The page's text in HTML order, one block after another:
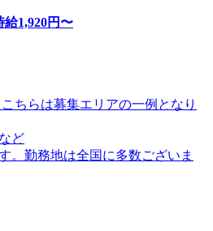
給1,920円〜
ちらは募集エリアの一例となり
ど
。勤務地は全国に多数ございま